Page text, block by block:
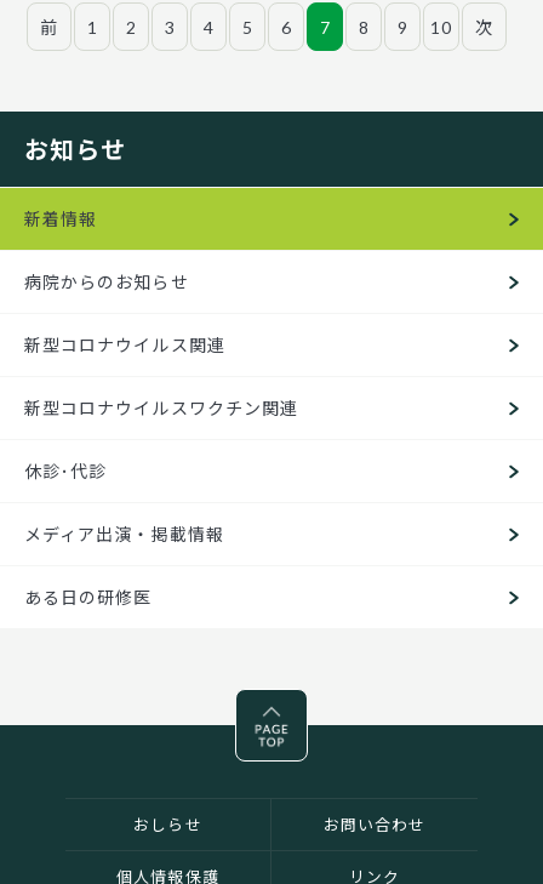
前 1 2 3 4 5 6 7 8 9 10 次
お知らせ
新着情報
病院からのお知らせ
新型コロナウイルス関連
新型コロナウイルスワクチン関連
休診･代診
メディア出演・掲載情報
ある日の研修医
おしらせ お問い合わせ
個人情報保護 リンク